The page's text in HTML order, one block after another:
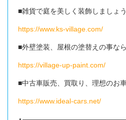
■雑貨で庭を美しく装飾しましょ
https://www.ks-village.com/
■外壁塗装、屋根の塗替えの事な
https://village-up-paint.com/
■中古車販売、買取り、理想のお
https://www.ideal-cars.net/